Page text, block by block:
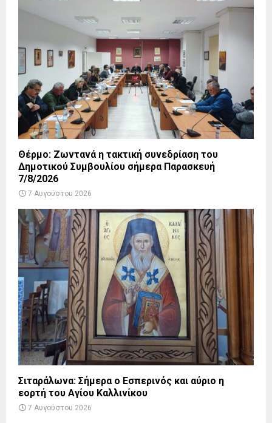
Θέρμο: Ζωντανά η τακτική συνεδρίαση του
Δημοτικού Συμβουλίου σήμερα Παρασκευή
7/8/2026
7 Αυγούστου 2026
Σιταράλωνα: Σήμερα ο Εσπερινός και αύριο η
εορτή του Αγίου Καλλινίκου
7 Αυγούστου 2026